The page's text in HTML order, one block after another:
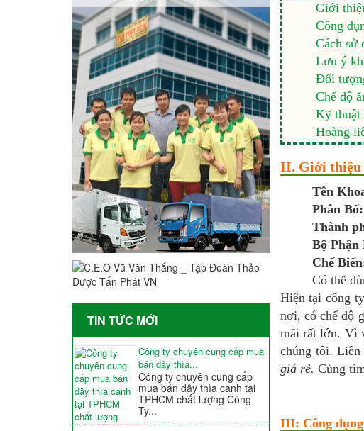
TIN TỨC MỚI
Công ty chuyên cung cấp mua
bán dây thìa...
Công ty chuyên cung cấp
mua bán dây thìa canh tại
TPHCM chất lượng Công
Ty...
Giới
Công
Cách sử
Lưu ý
Đối
Chế độ
Kỹ thuật
Hoàng
II. Giới thiệu
Tên
Phân Bố:
Thành
Bộ Phận
Chế
Có thể
Hiện tại công
nơi, có chế độ
mãi rất lớn. Vì
chúng tôi. Liên
giá rẻ. Cùng
III: Công dụng